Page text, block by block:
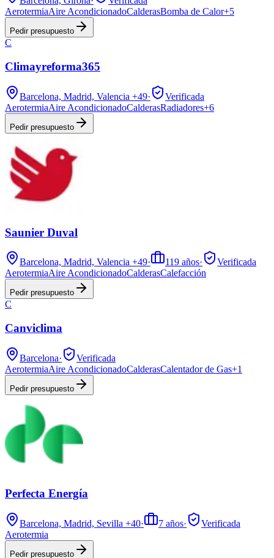
AerotermiaAire AcondicionadoCalderasBomba de Calor+5
Pedir presupuesto
C
Climayreforma365
Barcelona, Madrid, Valencia +49·
Verificada
AerotermiaAire AcondicionadoCalderasRadiadores+6
Pedir presupuesto
Saunier Duval
Barcelona, Madrid, Valencia +49· 119 años·
Verificada
AerotermiaAire AcondicionadoCalderasCalefacción
Pedir presupuesto
C
Canviclima
Barcelona·
Verificada
AerotermiaAire AcondicionadoCalderasCalentador de Gas+1
Pedir presupuesto
Perfecta Energía
Barcelona, Madrid, Sevilla +40· 7 años·
Verificada
Aerotermia
Pedir presupuesto